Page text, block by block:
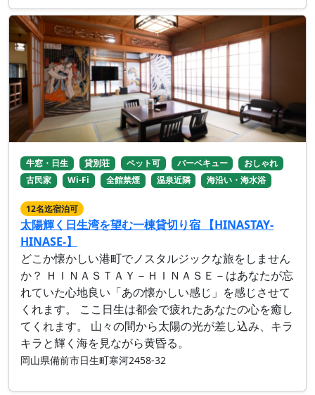
牛窓・日生 貸別荘 ペット可 バーベキュー
おしゃれ
古民家
Wi-Fi 全館禁煙 温泉近隣 海沿い・海水浴
12名迄宿泊可
太陽輝く日生湾を望む一棟貸切り宿 【HINASTAY-
HINASE-】
どこか懐かしい港町でノスタルジックな旅をしません
か？ ＨＩＮＡＳＴＡＹ－ＨＩＮＡＳＥ－はあなたが忘
れていた心地良い「あの懐かしい感じ」を感じさせて
くれます。 ここ日生は都会で疲れたあなたの心を癒し
てくれます。 山々の間から太陽の光が差し込み、キラ
キラと輝く海を見ながら黄昏る。
岡山県備前市日生町寒河2458-32